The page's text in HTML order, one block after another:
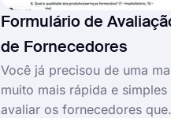
Formulário de
de Fornecedores
Você já precisou de uma
muito mais rápida e simples
avaliar os fornecedores que